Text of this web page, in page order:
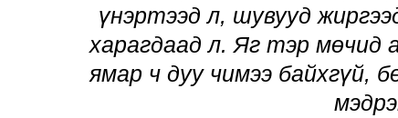
үнэртээд л, шувууд
харагдаад л. Яг тэр мөчид
ямар ч дуу чимээ байхгүй,